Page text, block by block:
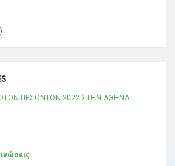
ΠΕΣΟΝΤΩΝ 2022 ΣΤΗΝ ΑΘΗΝΑ